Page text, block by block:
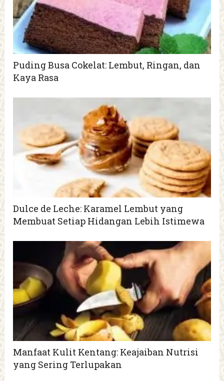
Puding Busa Cokelat: Lembut, Ringan, dan
Kaya Rasa
Dulce de Leche: Karamel Lembut yang
Membuat Setiap Hidangan Lebih Istimewa
Manfaat Kulit Kentang: Keajaiban Nutrisi
yang Sering Terlupakan